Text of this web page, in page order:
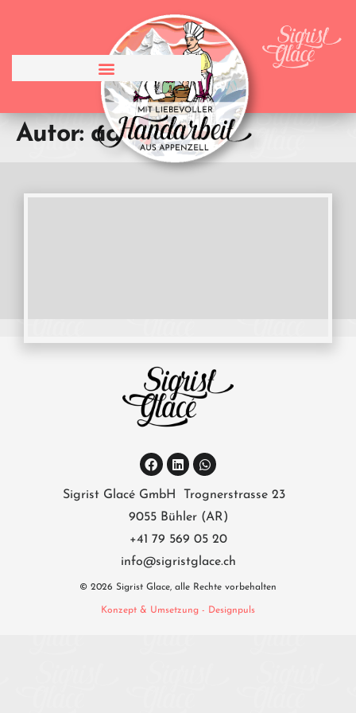
Autor: admin
Sigrist Glacé GmbH Trognerstrasse 23
9055 Bühler (AR)
+41 79 569 05 20
info@sigristglace.ch
© 2026 Sigrist Glace, alle Rechte vorbehalten
Konzept & Umsetzung - Designpuls